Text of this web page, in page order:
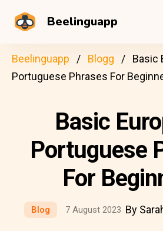
Beelinguapp
Beelinguapp Blogg
Basic
Portuguese Phrases For
Basic
Portuguese
For
Blog 7 August 2023 By